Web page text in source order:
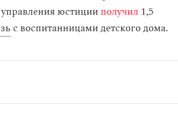
юстицииполучил 1,5
с воспитанницами детского дома.